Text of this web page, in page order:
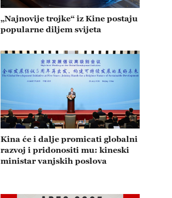
„Najnovije trojke“ iz Kine postaju
popularne diljem svijeta
Kina će i dalje promicati globalni
razvoj i pridonositi mu: kineski
ministar vanjskih poslova